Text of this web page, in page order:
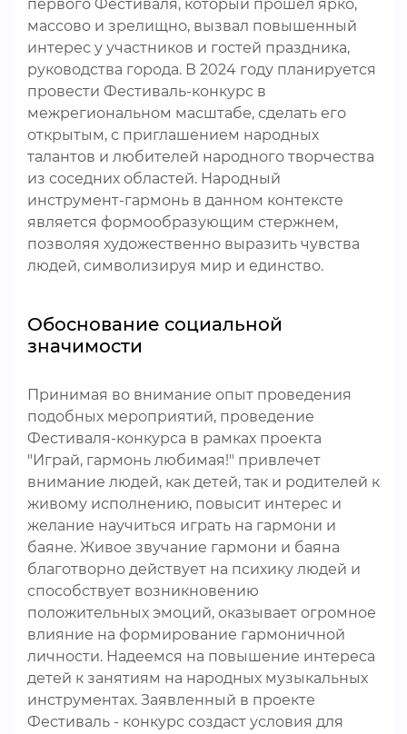
первого Фестиваля, который прошел ярко,
массово и зрелищно, вызвал повышенный
интерес у участников и гостей праздника,
руководства города. В 2024 году планируется
провести Фестиваль-конкурс в
межрегиональном масштабе, сделать его
открытым, с приглашением народных
талантов и любителей народного творчества
из соседних областей. Народный
инструмент-гармонь в данном контексте
является формообразующим стержнем,
позволяя художественно выразить чувства
людей, символизируя мир и единство.
Обоснование социальной
значимости
Принимая во внимание опыт проведения
подобных мероприятий, проведение
Фестиваля-конкурса в рамках проекта
"Играй, гармонь любимая!" привлечет
внимание людей, как детей, так и родителей к
живому исполнению, повысит интерес и
желание научиться играть на гармони и
баяне. Живое звучание гармони и баяна
благотворно действует на психику людей и
способствует возникновению
положительных эмоций, оказывает огромное
влияние на формирование гармоничной
личности. Надеемся на повышение интереса
детей к занятиям на народных музыкальных
инструментах. Заявленный в проекте
Фестиваль - конкурс создаст условия для